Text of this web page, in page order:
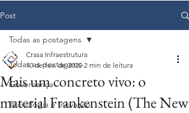
Post
Todas as postagens
Governança
Tecnologia e Inovação
Todas as postagens
Mais um concreto vivo: o
material Frankenstein (The New
Crasa Infraestrutura
10 de fev. de 2020 2 min de leitura